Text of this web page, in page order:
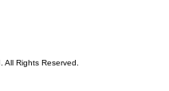
All Rights Reserved.